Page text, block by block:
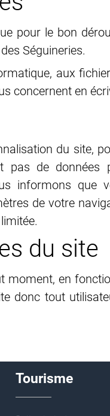
pour le bon
Séguineries.
aux
concernent en
du site,
pas de
informons que
de votre
du site
moment, en
donc tout
Tourisme